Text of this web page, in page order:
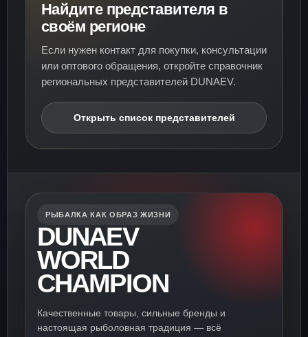
Найдите представителя в
своём регионе
Если нужен контакт для покупки, консультации
или оптового обращения, откройте справочник
региональных представителей DUNAEV.
Открыть список представителей
РЫБАЛКА КАК ОБРАЗ ЖИЗНИ
DUNAEV
WORLD
CHAMPION
Качественные товары, сильные бренды и
настоящая рыболовная традиция — всё